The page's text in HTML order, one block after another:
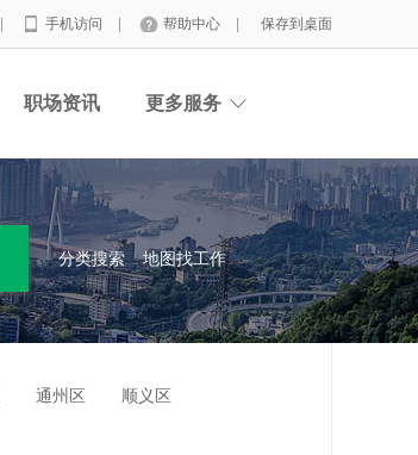
手机访问 帮助中心 保存到桌面
职场资讯 更多服务
分类搜索 地图找工作
通州区 顺义区